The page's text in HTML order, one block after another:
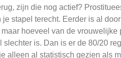
zijn die nog actief?
stapel terecht. Eerder is al
hoeveel van de vrouwelijke
is. Dan is er de 80/20
alleen al statistisch gezien als